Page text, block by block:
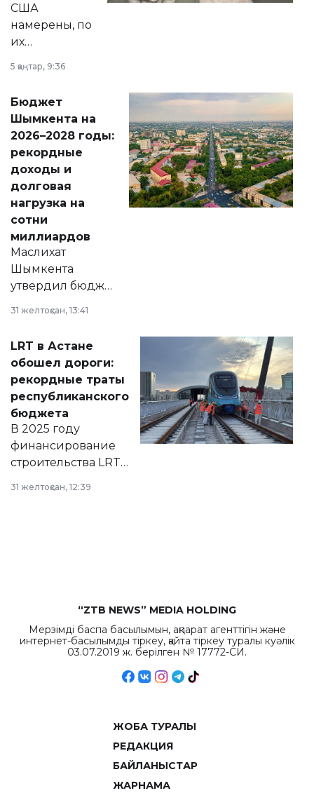
США
намерены, по
их
принести
народу
Венесуэлы.
5 қаңтар, 9:36
Бюджет
Шымкента на
2026–2028 годы:
рекордные
доходы и
долговая
нагрузка на
сотни
миллиардов
Маслихат
Шымкента
утвердил бюджет
2028 годы.
документ
появился в базе
нормативных
правовых актов и
на сайте маслихат
города.
31 желтоқсан, 13:41
LRT в Астане
обошел дороги:
рекордные траты
республиканского
бюджета
В 2025 году
финансирование
строительства LRT
республиканского
31 желтоқсан, 12:39
“ZTB NEWS” MEDIA HOLDING
Мерзімді баспа басылымын, ақпарат агенттігін және
интернет-басылымды тіркеу, қайта тіркеу туралы куәлік
03.07.2019 ж. берілген № 17772-СИ.
ЖОБА ТУРАЛЫ
РЕДАКЦИЯ
БАЙЛАНЫСТАР
ЖАРНАМА